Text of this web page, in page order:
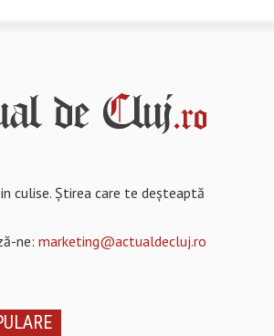
culise. Știrea care te deșteaptă
ne: marketing@actualdecluj.ro